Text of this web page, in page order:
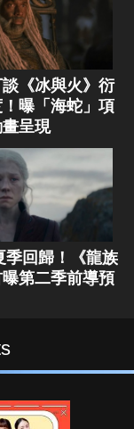
《冰與火》衍
曝「海蛇」項
畫呈現
季回歸！《龍族
第二季前導預